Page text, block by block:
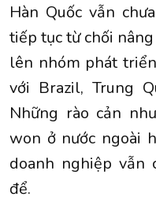
Hàn Quốc vẫn
tiếp tục từ chối
lên nhóm phát
với Brazil, Trung
Những rào cản
won ở nước ngoài
doanh nghiệp vẫn
để.